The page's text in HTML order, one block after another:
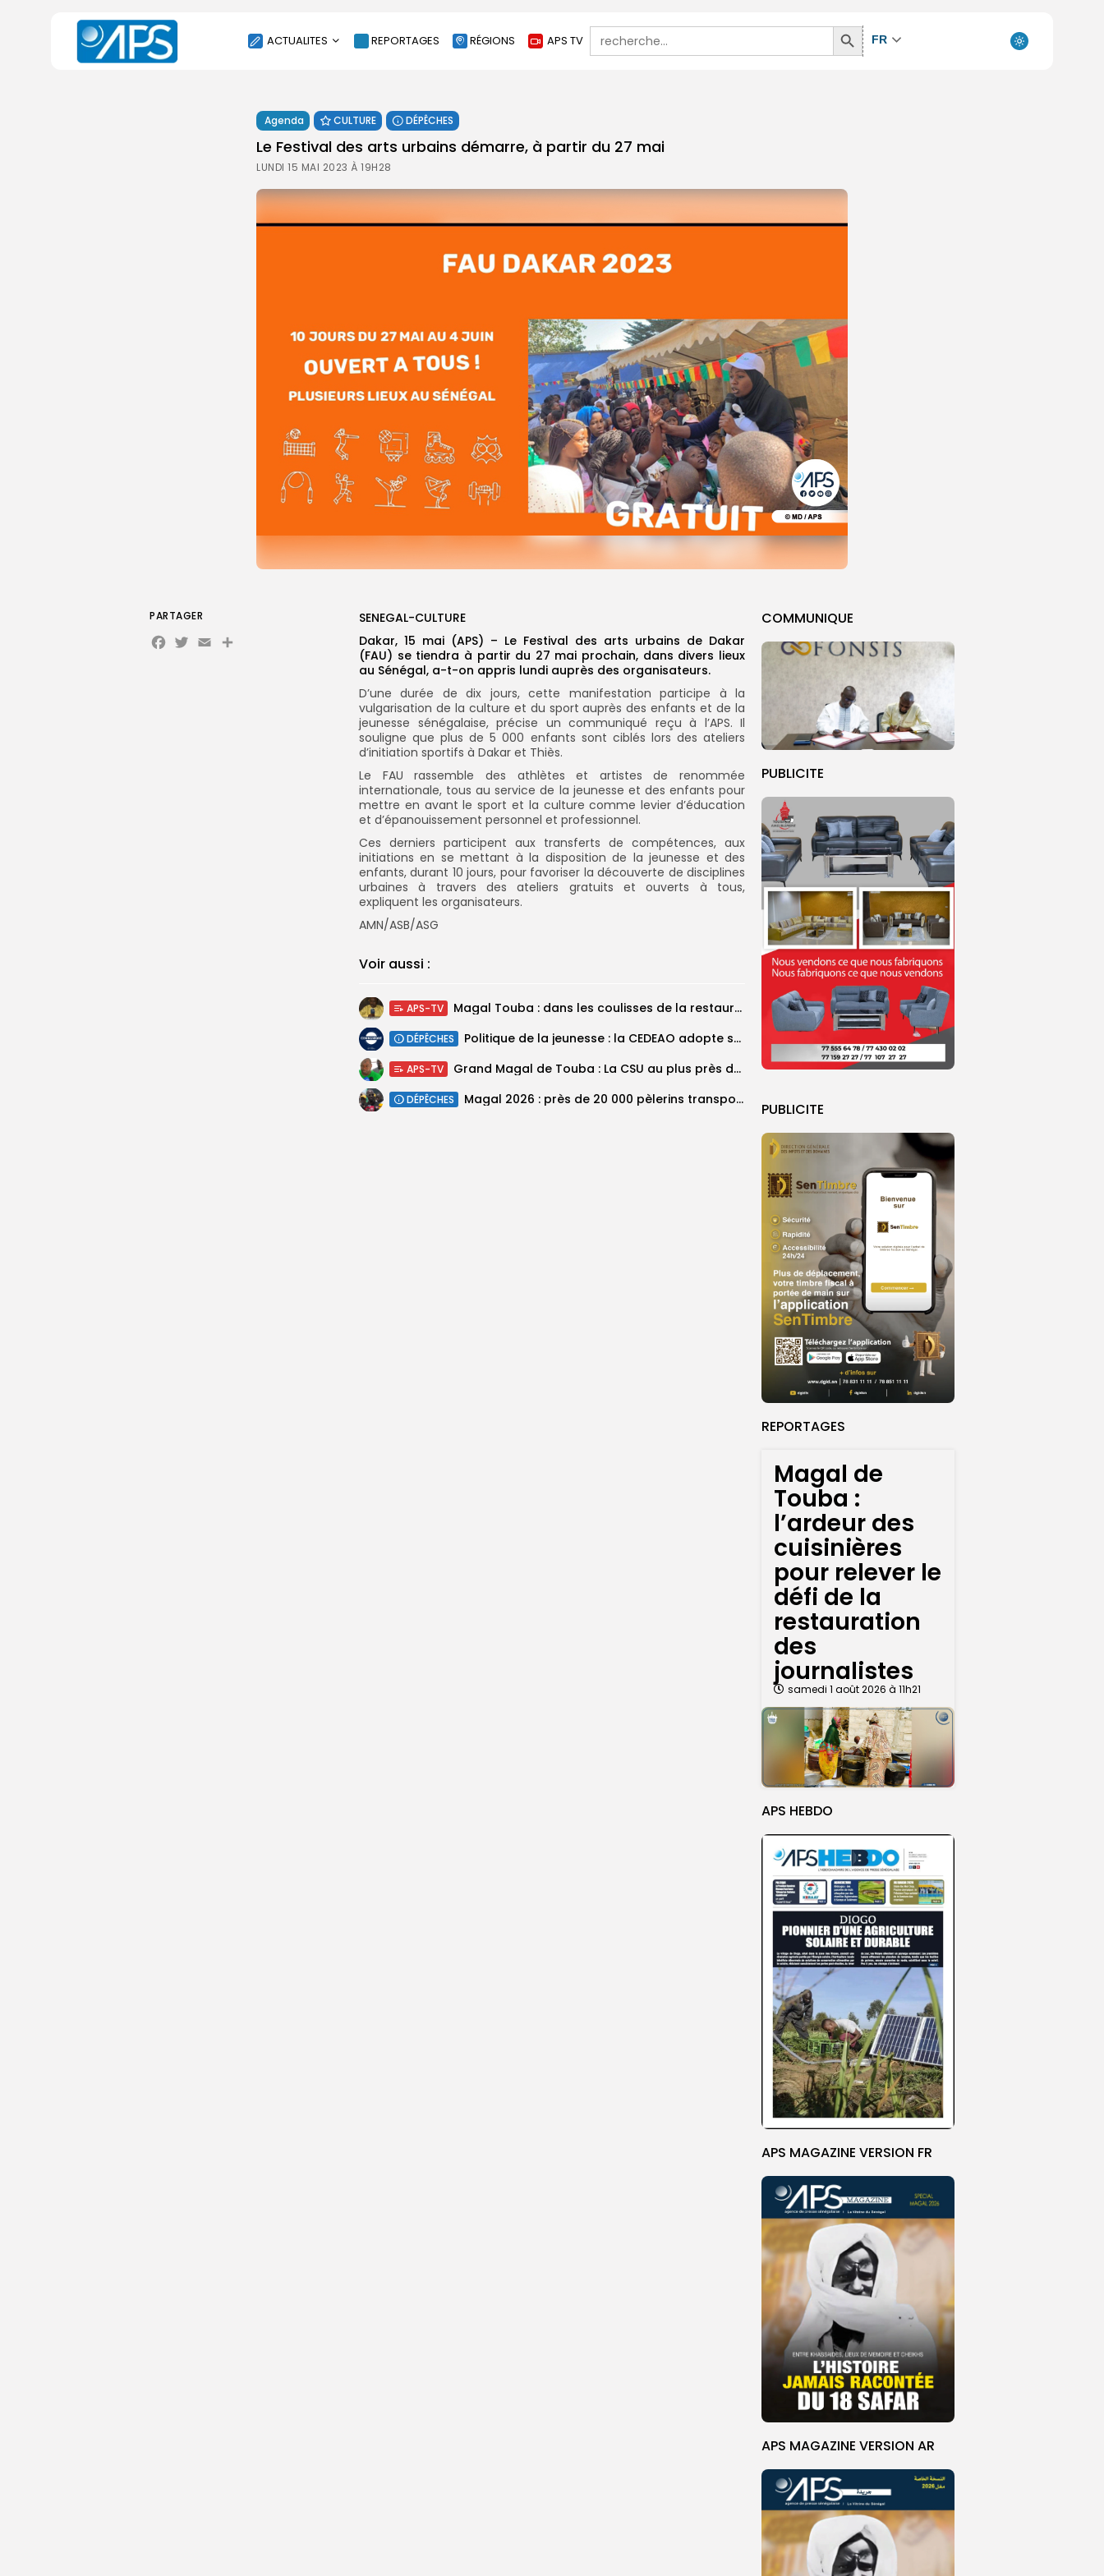
ACTUALITES
SOCIÉTÉ
ÉCONOMIE
CULTURE
SPORT
ENVIRONNEMENT
REPORTAGES RÉGIONS APS TV
Search
for:
Search
Button
FR
Agenda CULTURE DÉPÊCHES
Le Festival des arts urbains démarre, à partir du 27 mai
LUNDI 15 MAI 2023 À 19H28
COMMUNIQUE
PUBLICITE
PUBLICITE
REPORTAGES
Magal de
Touba :
l’ardeur des
cuisinières
pour relever le
défi de la
restauration
des
journalistes
samedi 1 août 2026 à 11h21
APS HEBDO
APS MAGAZINE VERSION FR
APS MAGAZINE VERSION AR
SENEGAL-CULTURE
Dakar, 15 mai (APS) – Le Festival des arts urbains de Dakar
(FAU) se tiendra à partir du 27 mai prochain, dans divers lieux
au Sénégal, a-t-on appris lundi auprès des organisateurs.
D’une durée de dix jours, cette manifestation participe à la
vulgarisation de la culture et du sport auprès des enfants et de la
jeunesse sénégalaise, précise un communiqué reçu à l’APS. Il
souligne que plus de 5 000 enfants sont ciblés lors des ateliers
d’initiation sportifs à Dakar et Thiès.
Le FAU rassemble des athlètes et artistes de renommée
internationale, tous au service de la jeunesse et des enfants pour
mettre en avant le sport et la culture comme levier d’éducation
et d’épanouissement personnel et professionnel.
Ces derniers participent aux transferts de compétences, aux
initiations en se mettant à la disposition de la jeunesse et des
enfants, durant 10 jours, pour favoriser la découverte de disciplines
urbaines à travers des ateliers gratuits et ouverts à tous,
expliquent les organisateurs.
AMN/ASB/ASG
Voir aussi :
APS-TV Magal Touba : dans les coulisses de la restauration de la presse...
DÉPÊCHES Politique de la jeunesse : la CEDEAO adopte son plan d’actions stratégiques...
APS-TV Grand Magal de Touba : La CSU au plus près des pèlerins
DÉPÊCHES Magal 2026 : près de 20 000 pèlerins transportés vers Touba en...
PARTAGER
Facebook
Twitter
EmailPartager